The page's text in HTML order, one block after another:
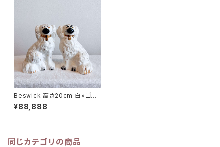
Beswick 高さ20cm 白×ゴー
ルド スタッフォードシャードッグ
高さ20cm
¥88,888
同じカテゴリの商品